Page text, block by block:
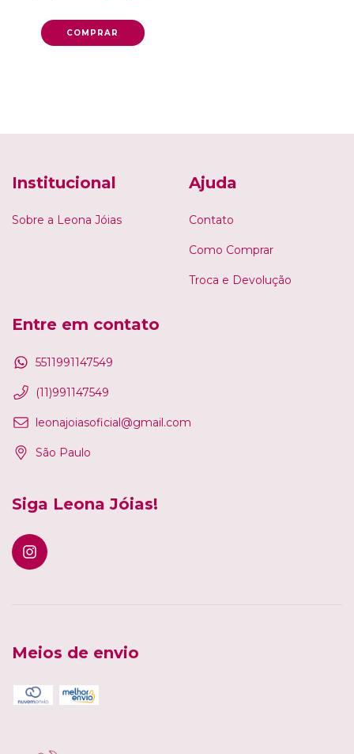
Institucional
Sobre a Leona Jóias
Ajuda
Contato
Como Comprar
Troca e Devolução
Entre em contato
5511991147549
(11)991147549
leonajoiasoficial@gmail.com
São Paulo
Siga Leona Jóias!
Meios de envio